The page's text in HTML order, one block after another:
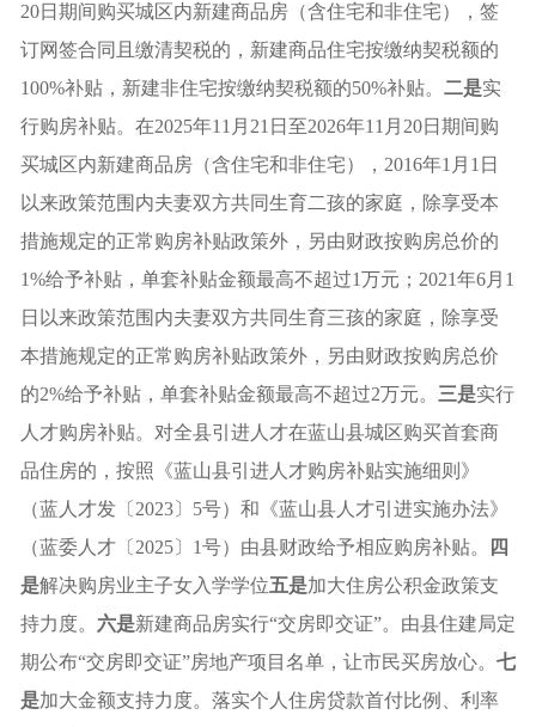
20日期间购买城区内新建商品房（含住宅和非住宅），签
订网签合同且缴清契税的，新建商品住宅按缴纳契税额的
100%补贴，新建非住宅按缴纳契税额的50%补贴。 二是实
行购房补贴。在2025年11月21日至2026年11月20日期间购
买城区内新建商品房（含住宅和非住宅），2016年1月1日
以来政策范围内夫妻双方共同生育二孩的家庭，除享受本
措施规定的正常购房补贴政策外，另由财政按购房总价的
1%给予补贴，单套补贴金额最高不超过1万元；2021年6月1
日以来政策范围内夫妻双方共同生育三孩的家庭，除享受
本措施规定的正常购房补贴政策外，另由财政按购房总价
的2%给予补贴，单套补贴金额最高不超过2万元。 三是实行
人才购房补贴。对全县引进人才在蓝山县城区购买首套商
品住房的，按照《蓝山县引进人才购房补贴实施细则》
（蓝人才发〔2023〕5号）和《蓝山县人才引进实施办法》
（蓝委人才〔2025〕1号）由县财政给予相应购房补贴。
四
是解决购房业主子女入学学位五是加大住房公积金政策支
持力度。 六是新建商品房实行“交房即交证”。由县住建局定
期公布“交房即交证”房地产项目名单，让市民买房放心。 七
是加大金额支持力度。落实个人住房贷款首付比例、利率